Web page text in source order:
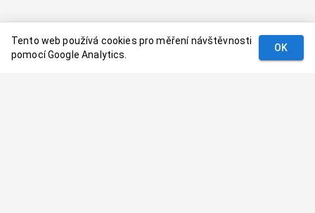
Tento web používá cookies pro měření návštěvnosti
pomocí Google Analytics.
OK